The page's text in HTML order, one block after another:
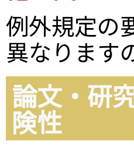
例外規定の
異なります
論文・研
険性